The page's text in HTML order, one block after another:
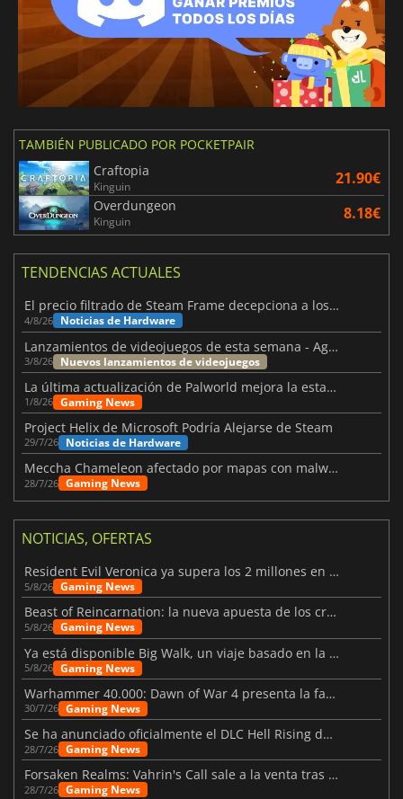
TAMBIÉN PUBLICADO POR POCKETPAIR
Craftopia
Kinguin 21.90€
Overdungeon
Kinguin 8.18€
TENDENCIAS ACTUALES
El precio filtrado de Steam Frame decepciona a los usuarios
4/8/26 Noticias de Hardware
Lanzamientos de videojuegos de esta semana - Agosto de 2026 (semana 32)
3/8/26 Nuevos lanzamientos de videojuegos
La última actualización de Palworld mejora la estabilidad
1/8/26 Gaming News
Project Helix de Microsoft Podría Alejarse de Steam
29/7/26 Noticias de Hardware
Meccha Chameleon afectado por mapas con malware y Discord
28/7/26 Gaming News
NOTICIAS, OFERTAS
Resident Evil Veronica ya supera los 2 millones en listas de deseados
5/8/26 Gaming News
Beast of Reincarnation: la nueva apuesta de los creadores de Pokémon
5/8/26 Gaming News
Ya está disponible Big Walk, un viaje basado en la amistad
5/8/26 Gaming News
Warhammer 40.000: Dawn of War 4 presenta la facción de los Necrones
30/7/26 Gaming News
Se ha anunciado oficialmente el DLC Hell Rising de Nioh 3
28/7/26 Gaming News
Forsaken Realms: Vahrin's Call sale a la venta tras una década
28/7/26 Gaming News